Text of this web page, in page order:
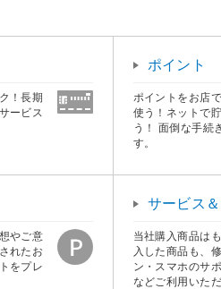
！長期
ービス
ポイント
ポイントをお店
使う！ネットで
う！ 面倒な手続
す。
やご意
れたお
をプレ
サービス
当社購入商品は
入した商品も、
ン・スマホのサ
などご利用いただ